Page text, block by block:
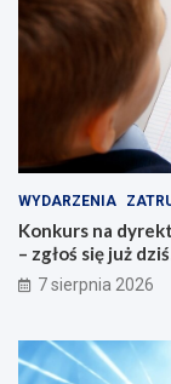
n
WYDARZENIA
Konkurs na
– zgłoś się już
7 sierpnia 2026